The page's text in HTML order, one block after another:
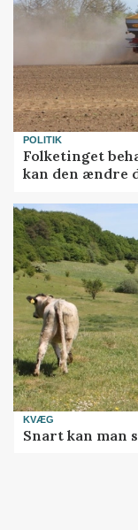
POLITIK
Folketinget
kan den ændre
KVÆG
Snart kan man